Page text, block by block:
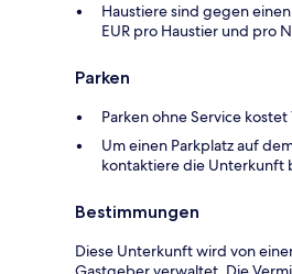
Haustiere sind gegen
EUR pro Haustier und pro
Parken
Parken ohne Service kostet
Um einen Parkplatz auf
kontaktiere die Unterkunft
Bestimmungen
Diese Unterkunft wird von